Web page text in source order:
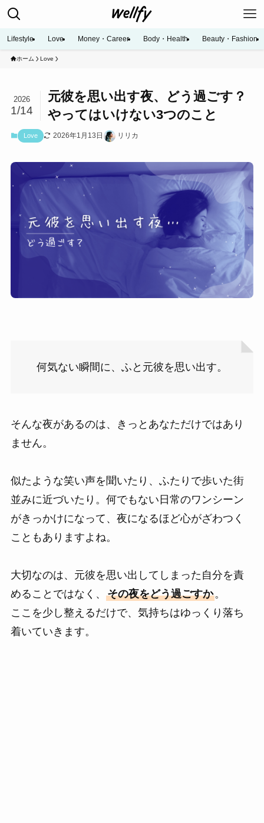
Lifestyle Love Money・Career Body・Health Beauty・Fashion
ホーム Love
元彼を思い出す夜、どう過ごす？
やってはいけない3つのこと
2026
1/14
Love 2026年1月13日 リリカ
何気ない瞬間に、ふと元彼を思い出す。
そんな夜があるのは、きっとあなただけではあり
ません。
似たような笑い声を聞いたり、ふたりで歩いた街
並みに近づいたり。何でもない日常のワンシーン
がきっかけになって、夜になるほど心がざわつく
こともありますよね。
大切なのは、元彼を思い出してしまった自分を責
めることではなく、 その夜をどう過ごすか。
ここを少し整えるだけで、気持ちはゆっくり落ち
着いていきます。